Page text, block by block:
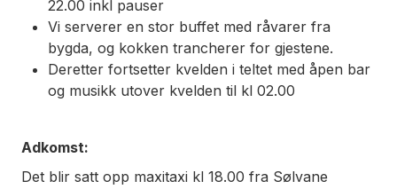
22.00 inkl pauser
Vi serverer en stor buffet med råvarer fra
bygda, og kokken trancherer for gjestene.
Deretter fortsetter kvelden i teltet med åpen bar
og musikk utover kvelden til kl 02.00
Adkomst:
Det blir satt opp maxitaxi kl 18.00 fra Sølvane